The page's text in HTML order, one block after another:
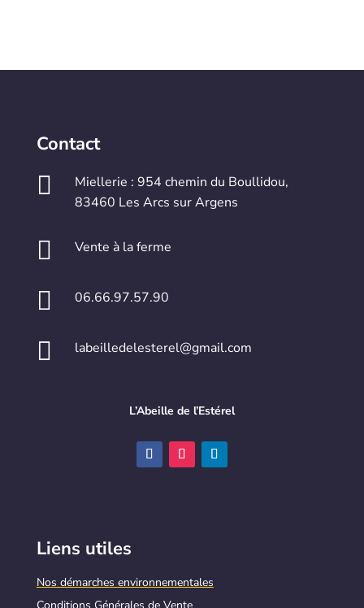
Contact

Miellerie : 954 chemin du Boullidou,
83460 Les Arcs sur Argens
 Vente à la ferme
 06.66.97.57.90
 labeilledelesterel@gmail.com
L’Abeille de l’Estérel
Liens utiles
Nos démarches environnementales